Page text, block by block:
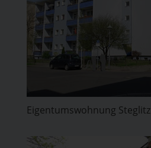
Eigentumswohnung Steglitz